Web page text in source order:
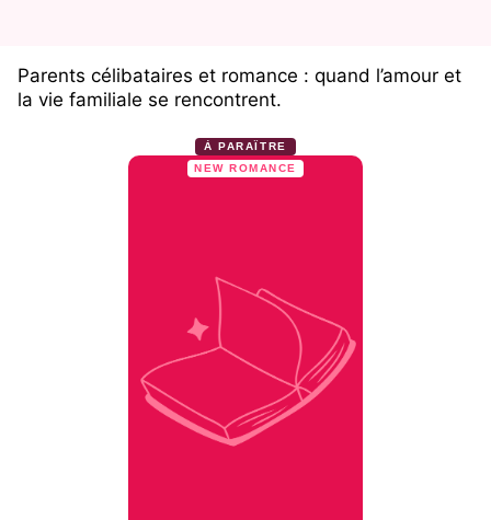
Parents célibataires et romance : quand l’amour et
la vie familiale se rencontrent.
À PARAÎTRE
NEW ROMANCE